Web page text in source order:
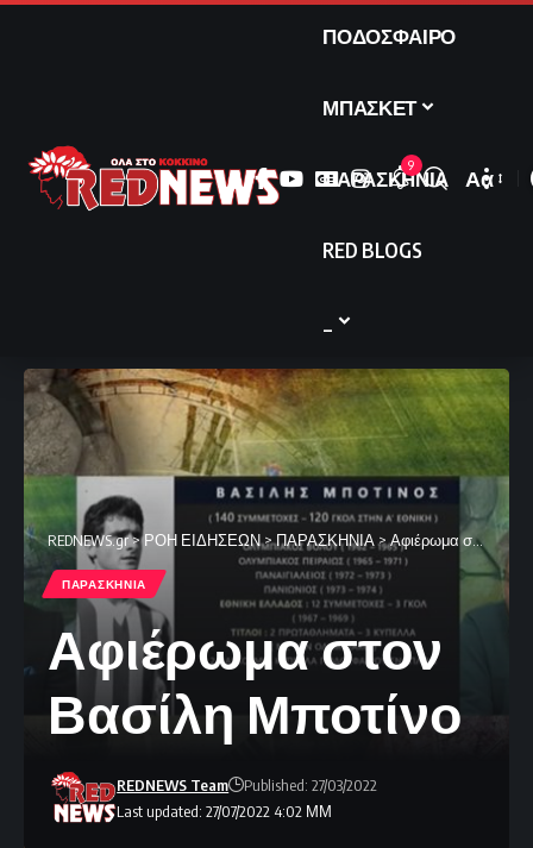
ΠΟΔΟΣΦΑΙΡΟ
ΜΠΑΣΚΕΤ
ΠΑΡΑΣΚΗΝΙΑ
RED BLOGS
9
Font
Αα
REDNEWS.gr>ΡΟΗ ΕΙΔΗΣΕΩΝ>ΠΑΡΑΣΚΗΝΙΑ>Αφιέρωμα στον Βασίλη Μποτίνο
ΠΑΡΑΣΚΗΝΙΑ
Αφιέρωμα στον
Βασίλη Μποτίνο
Last updated: 27/07/2022 4:02 ΜΜ
REDNEWS Team Published: 27/03/2022